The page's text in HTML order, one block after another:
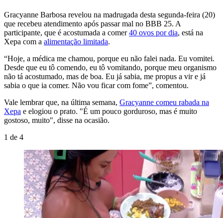
Gracyanne Barbosa revelou na madrugada desta segunda-feira (20)
que recebeu atendimento após passar mal no BBB 25. A
participante, que é acostumada a comer40 ovos por dia, está na
Xepa com a alimentação limitada.
“Hoje, a médica me chamou, porque eu não falei nada. Eu vomitei.
Desde que eu tô comendo, eu tô vomitando, porque meu organismo
não tá acostumado, mas de boa. Eu já sabia, me propus a vir e já
sabia o que ia comer. Não vou ficar com fome”, comentou.
Vale lembrar que, na última semana, Gracyanne comeu rabada na
Xepa e elogiou o prato. "É um pouco gorduroso, mas é muito
gostoso, muito", disse na ocasião.
1 de 4